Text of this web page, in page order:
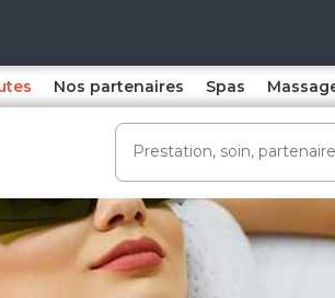
Nos partenaires Spas